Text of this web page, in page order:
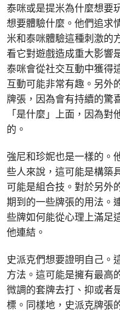
泰咪或是提米為什麼想要
想要體驗什麼。他們追求
米和泰咪體驗這種刺激的
看它對遊戲造成重大影響
泰咪會從社交互動中獲得
互動可能非常有趣。另外
牌張，因為會有持續的驚
「是什麼」上面，因為
的。
強尼和珍妮也是一樣的。
些人來說，這可能是構築
可能是組合技。對於另外
期到的一些牌張的用法。
些牌如何能從心理上滿足
他連結。
史派克們想要證明自己。
方法。這可能是擁有最高
微調的套牌去打、抑或者
標。同樣地，史派克牌張